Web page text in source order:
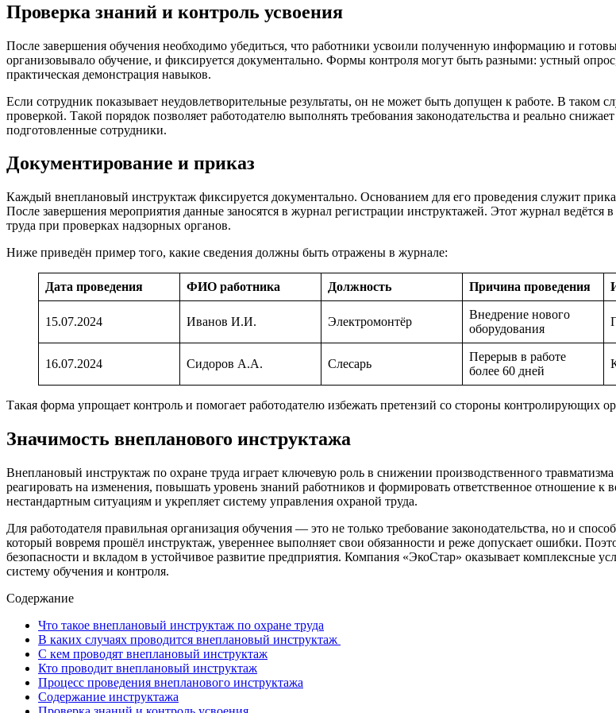
Проверка знаний и контроль усвоения
После завершения обучения необходимо убедиться, что работники усвоили полученную информацию и
организовывало обучение, и фиксируется документально. Формы контроля могут быть разными: устный
практическая демонстрация навыков.
Если сотрудник показывает неудовлетворительные результаты, он не может быть допущен к работе. В таком
проверкой. Такой порядок позволяет работодателю выполнять требования законодательства и реально
подготовленные сотрудники.
Документирование и приказ
Каждый внеплановый инструктаж фиксируется документально. Основанием для его проведения служит
После завершения мероприятия данные заносятся в журнал регистрации инструктажей. Этот журнал ведётся
труда при проверках надзорных органов.
Ниже приведён пример того, какие сведения должны быть отражены в журнале:
Дата проведения ФИО работника Должность Причина проведения
15.07.2024 Иванов И.И. Электромонтёр
Внедрение нового
оборудования
16.07.2024 Сидоров А.А. Слесарь
Перерыв в работе
более 60 дней
Такая форма упрощает контроль и помогает работодателю избежать претензий со стороны контролирующих
Значимость внепланового инструктажа
Внеплановый инструктаж по охране труда играет ключевую роль в снижении производственного
реагировать на изменения, повышать уровень знаний работников и формировать ответственное отношение к
нестандартным ситуациям и укрепляет систему управления охраной труда.
Для работодателя правильная организация обучения — это не только требование законодательства, но и
который вовремя прошёл инструктаж, увереннее выполняет свои обязанности и реже допускает ошибки.
безопасности и вкладом в устойчивое развитие предприятия. Компания «ЭкоСтар» оказывает комплексные
систему обучения и контроля.
Содержание
Что такое внеплановый инструктаж по охране труда
В каких случаях проводится внеплановый инструктаж
С кем проводят внеплановый инструктаж
Кто проводит внеплановый инструктаж
Процесс проведения внепланового инструктажа
Содержание инструктажа